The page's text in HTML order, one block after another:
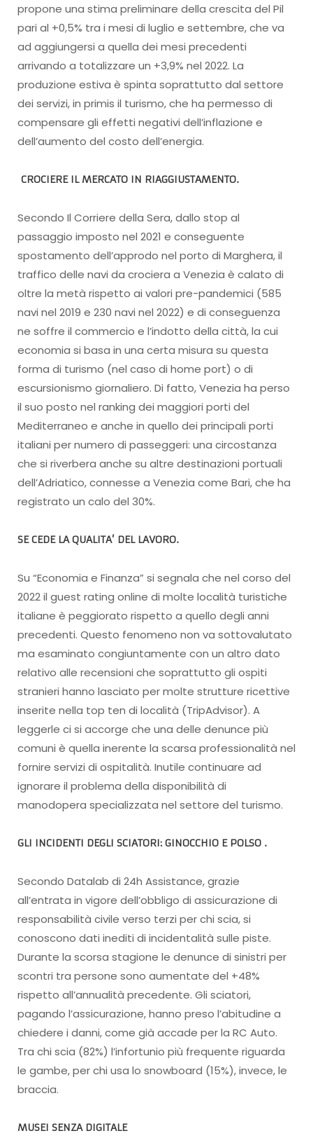
propone una stima preliminare della crescita del Pil
pari al +0,5% tra i mesi di luglio e settembre, che va
ad aggiungersi a quella dei mesi precedenti
arrivando a totalizzare un +3,9% nel 2022. La
produzione estiva è spinta soprattutto dal settore
dei servizi, in primis il turismo, che ha permesso di
compensare gli effetti negativi dell’inflazione e
dell’aumento del costo dell’energia.
CROCIERE IL MERCATO IN RIAGGIUSTAMENTO.
Secondo Il Corriere della Sera, dallo stop al
passaggio imposto nel 2021 e conseguente
spostamento dell’approdo nel porto di Marghera, il
traffico delle navi da crociera a Venezia è calato di
oltre la metà rispetto ai valori pre-pandemici (585
navi nel 2019 e 230 navi nel 2022) e di conseguenza
ne soffre il commercio e l’indotto della città, la cui
economia si basa in una certa misura su questa
forma di turismo (nel caso di home port) o di
escursionismo giornaliero. Di fatto, Venezia ha perso
il suo posto nel ranking dei maggiori porti del
Mediterraneo e anche in quello dei principali porti
italiani per numero di passeggeri: una circostanza
che si riverbera anche su altre destinazioni portuali
dell’Adriatico, connesse a Venezia come Bari, che ha
registrato un calo del 30%.
SE CEDE LA QUALITA’ DEL LAVORO.
Su “Economia e Finanza” si segnala che nel corso del
2022 il guest rating online di molte località turistiche
italiane è peggiorato rispetto a quello degli anni
precedenti. Questo fenomeno non va sottovalutato
ma esaminato congiuntamente con un altro dato
relativo alle recensioni che soprattutto gli ospiti
stranieri hanno lasciato per molte strutture ricettive
inserite nella top ten di località (TripAdvisor). A
leggerle ci si accorge che una delle denunce più
comuni è quella inerente la scarsa professionalità nel
fornire servizi di ospitalità. Inutile continuare ad
ignorare il problema della disponibilità di
manodopera specializzata nel settore del turismo.
GLI INCIDENTI DEGLI SCIATORI: GINOCCHIO E POLSO .
Secondo Datalab di 24h Assistance, grazie
all’entrata in vigore dell’obbligo di assicurazione di
responsabilità civile verso terzi per chi scia, si
conoscono dati inediti di incidentalità sulle piste.
Durante la scorsa stagione le denunce di sinistri per
scontri tra persone sono aumentate del +48%
rispetto all’annualità precedente. Gli sciatori,
pagando l’assicurazione, hanno preso l’abitudine a
chiedere i danni, come già accade per la RC Auto.
Tra chi scia (82%) l’infortunio più frequente riguarda
le gambe, per chi usa lo snowboard (15%), invece, le
braccia.
MUSEI SENZA DIGITALE